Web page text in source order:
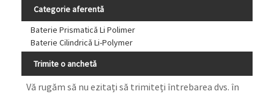
Categorie aferentă
Baterie Prismatică Li Polimer
Baterie Cilindrică Li-Polymer
Trimite o anchetă
Vă rugăm să nu ezitați să trimiteți întrebarea dvs. în